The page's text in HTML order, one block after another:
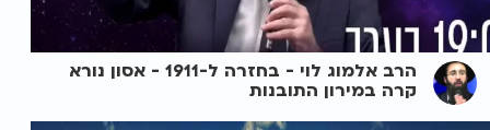
הרב אלמוג לוי - בחזרה ל-1911 - אסון נורא
קרה במירון התובנות